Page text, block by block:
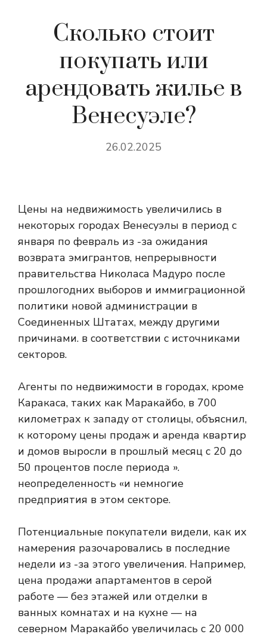
Сколько стоит
покупать или
арендовать жилье в
Венесуэле?
26.02.2025
Цены на недвижимость увеличились в
некоторых городах Венесуэлы в период с
января по февраль из -за ожидания
возврата эмигрантов, непрерывности
правительства Николаса Мадуро после
прошлогодних выборов и иммиграционной
политики новой администрации в
Соединенных Штатах, между другими
причинами. в соответствии с источниками
секторов.
Агенты по недвижимости в городах, кроме
Каракаса, таких как Маракайбо, в 700
километрах к западу от столицы, объяснил,
к которому цены продаж и аренда квартир
и домов выросли в прошлый месяц с 20 до
50 процентов после периода ».
неопределенность «и немногие
предприятия в этом секторе.
Потенциальные покупатели видели, как их
намерения разочаровались в последние
недели из -за этого увеличения. Например,
цена продажи апартаментов в серой
работе — без этажей или отделки в
ванных комнатах и ​​на кухне — на
северном Маракайбо увеличилась с 20 000